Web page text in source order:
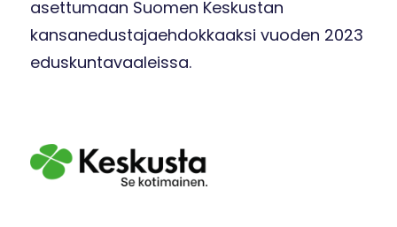
asettumaan Suomen Keskustan
kansanedustajaehdokkaaksi vuoden 2023
eduskuntavaaleissa.